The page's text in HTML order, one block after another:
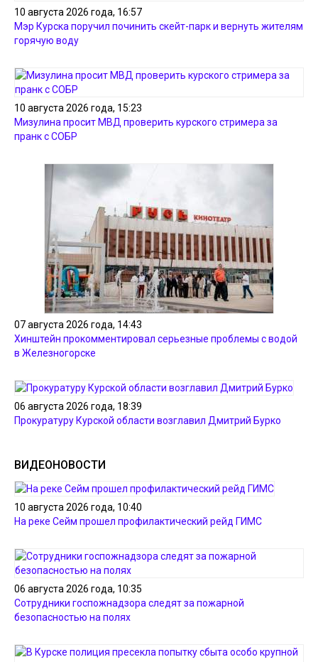
10 августа 2026 года, 16:57
Мэр Курска поручил починить скейт-парк и вернуть жителям
горячую воду
10 августа 2026 года, 15:23
Мизулина просит МВД проверить курского стримера за
пранк с СОБР
07 августа 2026 года, 14:43
Хинштейн прокомментировал серьезные проблемы с водой
в Железногорске
06 августа 2026 года, 18:39
Прокуратуру Курской области возглавил Дмитрий Бурко
ВИДЕОНОВОСТИ
10 августа 2026 года, 10:40
На реке Сейм прошел профилактический рейд ГИМС
06 августа 2026 года, 10:35
Сотрудники госпожнадзора следят за пожарной
безопасностью на полях